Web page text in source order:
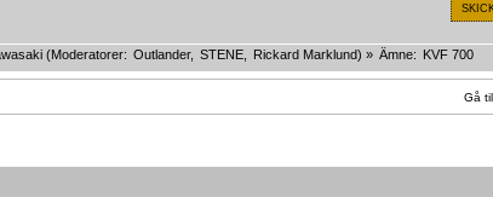
(Moderatorer: Outlander, STENE, Rickard Marklund) » Ämne: KVF 700
Gå